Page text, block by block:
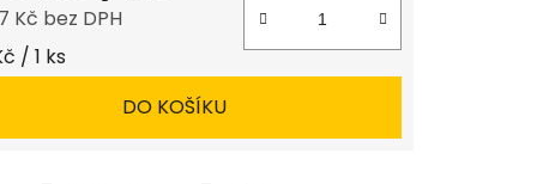
Kč bez DPH
cena:
/ 1 ks
DO KOŠÍKU